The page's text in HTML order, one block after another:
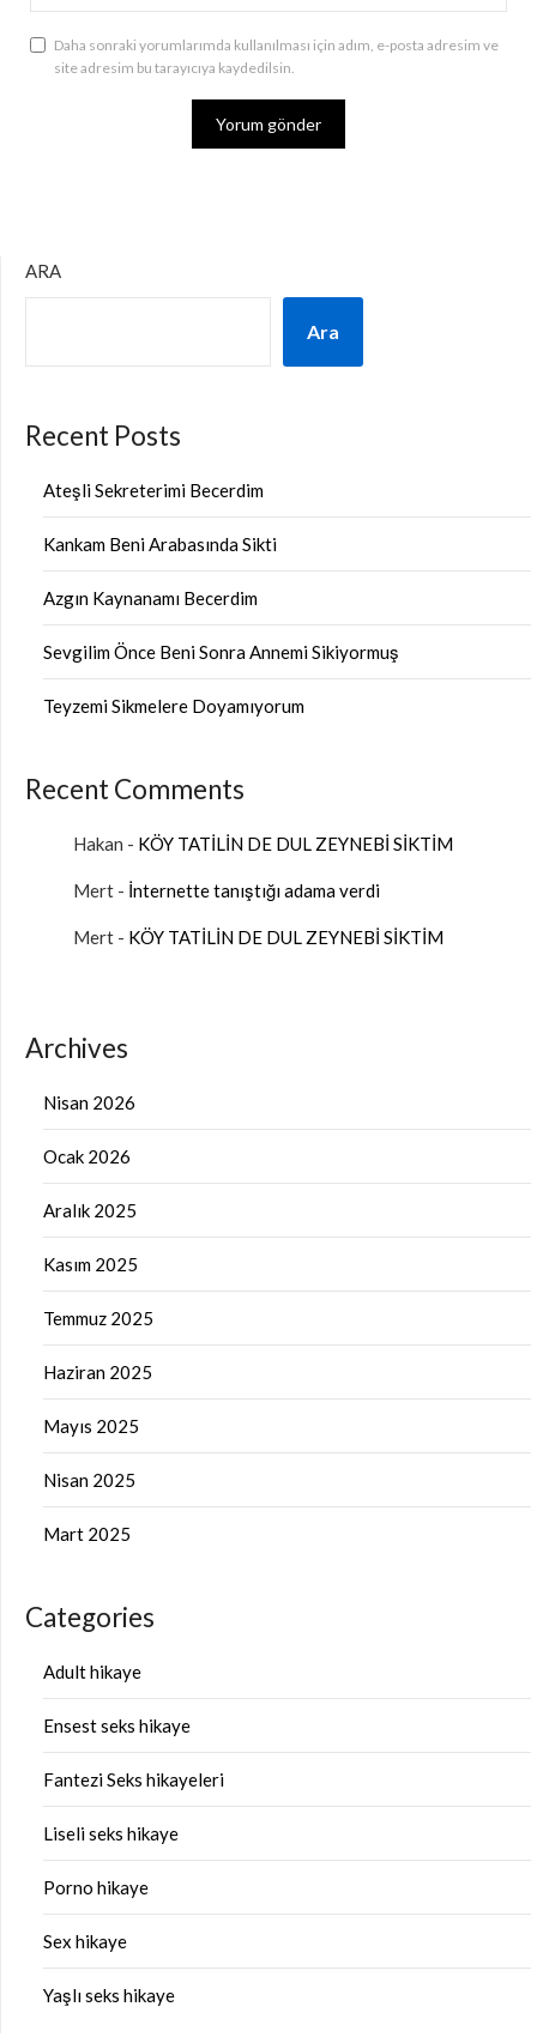
Daha sonraki yorumlarımda kullanılması için adım, e-posta adresim ve
site adresim bu tarayıcıya kaydedilsin.
ARA
Ara
Recent Posts
Ateşli Sekreterimi Becerdim
Kankam Beni Arabasında Sikti
Azgın Kaynanamı Becerdim
Sevgilim Önce Beni Sonra Annemi Sikiyormuş
Teyzemi Sikmelere Doyamıyorum
Recent Comments
Hakan - KÖY TATİLİN DE DUL ZEYNEBİ SİKTİM
Mert - İnternette tanıştığı adama verdi
Mert - KÖY TATİLİN DE DUL ZEYNEBİ SİKTİM
Archives
Nisan 2026
Ocak 2026
Aralık 2025
Kasım 2025
Temmuz 2025
Haziran 2025
Mayıs 2025
Nisan 2025
Mart 2025
Categories
Adult hikaye
Ensest seks hikaye
Fantezi Seks hikayeleri
Liseli seks hikaye
Porno hikaye
Sex hikaye
Yaşlı seks hikaye